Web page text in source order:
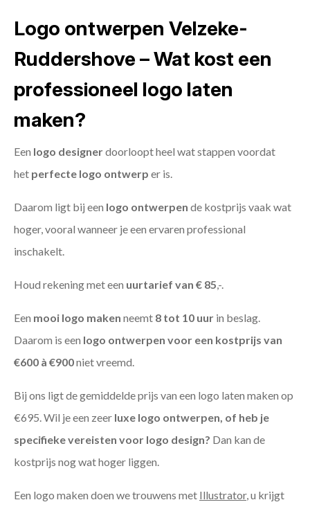
Logo ontwerpen Velzeke-
Ruddershove – Wat kost een
professioneel logo laten
maken?
Een logo designerdoorloopt heel wat stappen voordat
het perfecte logo ontwerp er is.
Daarom ligt bij een logo ontwerpen de kostprijs vaak wat
hoger, vooral wanneer je een ervaren professional
inschakelt.
Houd rekening met een uurtarief van € 85,-.
Een mooi logo maken neemt 8 tot 10 uur in beslag.
Daarom is een logo ontwerpen voor een kostprijs van
€600 à €900niet vreemd.
Bij ons ligt de gemiddelde prijs van een logo laten maken op
€695. Wil je een zeer luxe logo ontwerpen, of heb je
specifieke vereisten voor logo design? Dan kan de
kostprijs nog wat hoger liggen.
Een logo maken doen we trouwens met Illustrator, u krijgt